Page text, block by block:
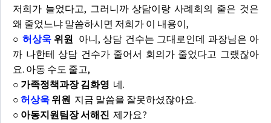
저희가 늘었다고, 그러니까 상담이랑 사례회의 줄은 것은
왜 줄었느냐 말씀하시면 저희가 이 내용이,
○ 허상욱위원 아니, 상담 건수는 그대로인데 과장님은 아
까 나한테 상담 건수가 줄어서 회의가 줄었다고 그랬잖아
요. 아동 수도 줄고,
○ 가족정책과장 김화영 네.
○ 허상욱 위원 지금 말씀을 잘못하셨잖아요.
○ 아동지원팀장 서해진 제가요?